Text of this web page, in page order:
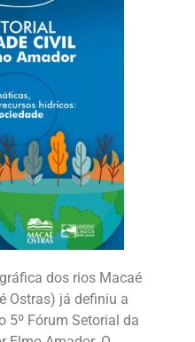
dos rios Macaé
Ostras) já definiu a
5º Fórum Setorial da